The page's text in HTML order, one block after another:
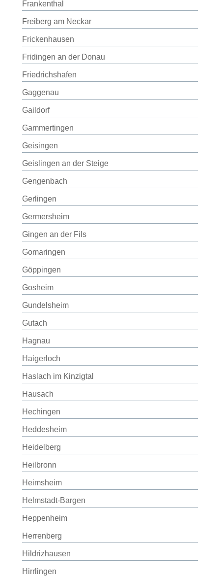
Frankenthal
Freiberg am Neckar
Frickenhausen
Fridingen an der Donau
Friedrichshafen
Gaggenau
Gaildorf
Gammertingen
Geisingen
Geislingen an der Steige
Gengenbach
Gerlingen
Germersheim
Gingen an der Fils
Gomaringen
Göppingen
Gosheim
Gundelsheim
Gutach
Hagnau
Haigerloch
Haslach im Kinzigtal
Hausach
Hechingen
Heddesheim
Heidelberg
Heilbronn
Heimsheim
Helmstadt-Bargen
Heppenheim
Herrenberg
Hildrizhausen
Hirrlingen